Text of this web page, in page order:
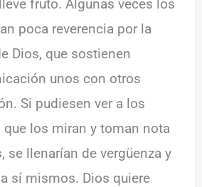
fruto. Algunas veces los
poca reverencia por la
Dios, que sostienen
unos con otros
Si pudiesen ver a los
que los miran y toman nota
se llenarían de vergüenza y
sí mismos. Dios quiere